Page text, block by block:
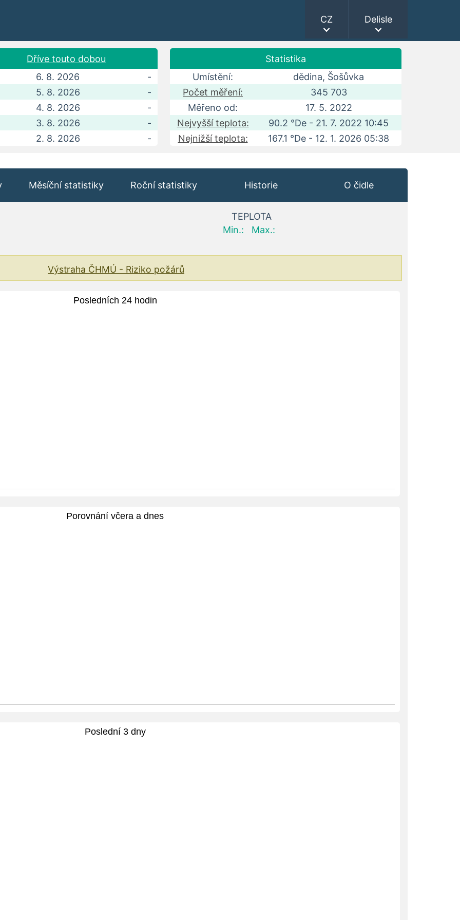
CZ Delisle
Dříve touto dobou
6. 8. 2026
-
5. 8. 2026
-
4. 8. 2026
-
3. 8. 2026
-
2. 8. 2026
-
Statistika
Umístění:
dědina, Šošůvka
Počet měření:
345 703
Měřeno od:
17. 5. 2022
Nejvyšší teplota:
90.2 °De - 21. 7. 2022 10:45
Nejnižší teplota:
167.1 °De - 12. 1. 2026 05:38
Měsíční statistiky Roční statistiky Historie O čidle
TEPLOTA
Min.:
Max.:
Výstraha ČHMÚ - Riziko požárů
Posledních 24 hodin
Porovnání včera a dnes
Poslední 3 dny